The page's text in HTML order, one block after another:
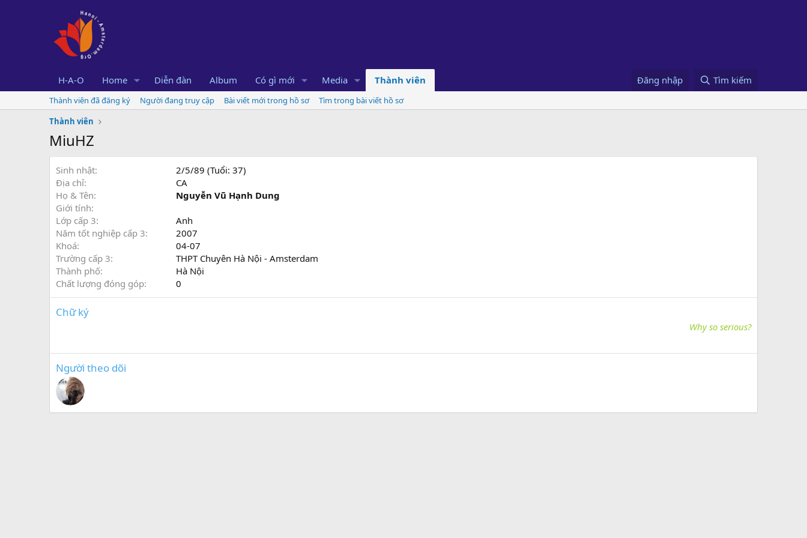
H-A-O Home Diễn đàn Album Có gì mới Media Thành viên Đăng nhập Tìm kiếm
Thành viên đã đăng ký Người đang truy cập Bài viết mới trong hồ sơ
Tìm trong bài viết hồ sơ
Thành viên
MiuHZ
Sinh nhật
2/5/89 (Tuổi: 37)
Địa chỉ
CA
Họ & Tên
Nguyễn Vũ Hạnh Dung
Giới tính
Lớp cấp 3
Anh
Năm tốt nghiệp cấp 3
2007
Khoá
04-07
Trường cấp 3
THPT Chuyên Hà Nội - Amsterdam
Thành phố
Hà Nội
Chất lượng đóng góp
0
Chữ ký
Why so serious?
Người theo dõi